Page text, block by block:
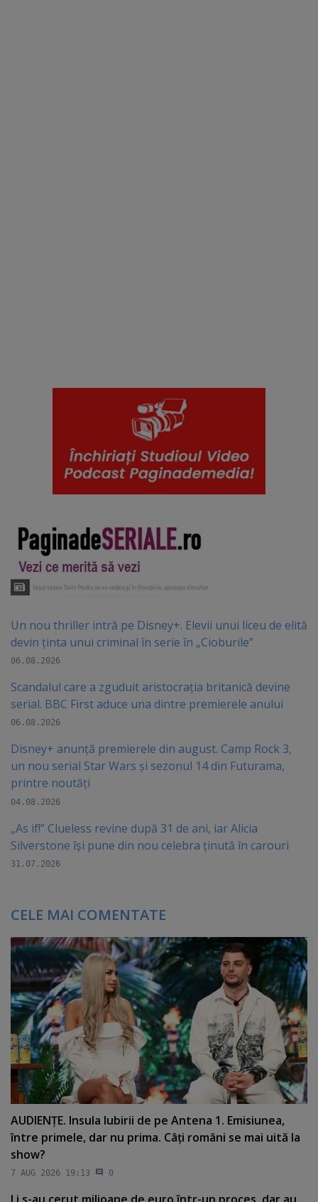
Un nou thriller intră pe Disney+. Elevii unui liceu de elită
devin ținta unui criminal în serie în „Cioburile”
06.08.2026
Scandalul care a zguduit aristocrația britanică devine
serial. BBC First aduce una dintre premierele anului
06.08.2026
Disney+ anunță premierele din august. Camp Rock 3,
un nou serial Star Wars și sezonul 14 din Futurama,
printre noutăți
04.08.2026
„As if!” Clueless revine după 31 de ani, iar Alicia
Silverstone își pune din nou celebra ținută în carouri
31.07.2026
CELE MAI COMENTATE
AUDIENŢE. Insula Iubirii de pe Antena 1. Emisiunea,
între primele, dar nu prima. Câţi români se mai uită la
show?
7 AUG 2026 19:13 0